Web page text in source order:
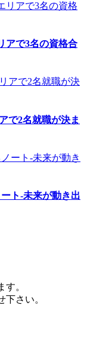
アで3名の資格合
で2名就職が決ま
ト-未来が動き出
。
さい。